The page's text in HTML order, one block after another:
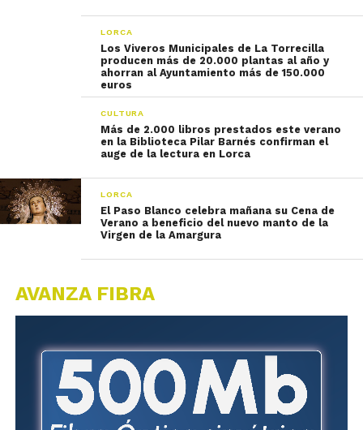
LORCA
Los Viveros Municipales de La Torrecilla
producen más de 20.000 plantas al año y
ahorran al Ayuntamiento más de 150.000
euros
CULTURA
Más de 2.000 libros prestados este verano
en la Biblioteca Pilar Barnés confirman el
auge de la lectura en Lorca
LORCA
El Paso Blanco celebra mañana su Cena de
Verano a beneficio del nuevo manto de la
Virgen de la Amargura
AVANZA FIBRA